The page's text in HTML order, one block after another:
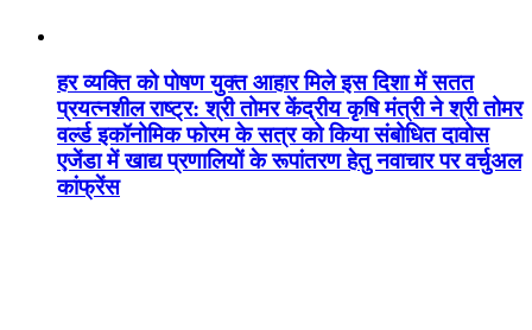
हर व्यक्ति को पोषण युक्त आहार मिले इस दिशा में सतत
प्रयत्नशील राष्ट्र: श्री तोमर केंद्रीय कृषि मंत्री ने श्री तोमर
वर्ल्ड इकॉनोमिक फोरम के सत्र को किया संबोधित दावोस
एजेंडा में खाद्य प्रणालियों के रूपांतरण हेतु नवाचार पर वर्चुअल
कांफ्रेंस